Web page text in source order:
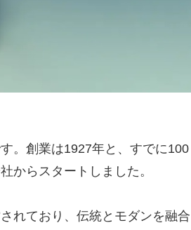
。創業は1927年と、すでに100
からスタートしました。
れており、伝統とモダンを融合